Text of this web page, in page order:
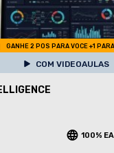
GANHE 2 POS PARA VOCE +1
COM VIDEOAULAS
100%